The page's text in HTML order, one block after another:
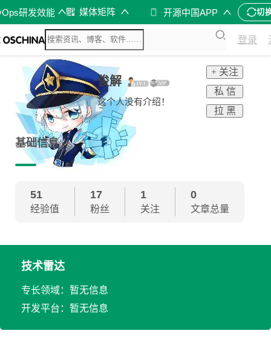
研发效能 媒体矩阵 开源中国APP 切
登录
俊解
这个人没有介绍！
+ 关注
私 信
拉 黑
基础信息
51
经验值
17
粉丝
1
关注
0
文章总量
技术雷达
专长领域：暂无信息
开发平台：暂无信息